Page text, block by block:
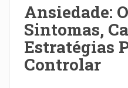
Ansiedade:
Sintomas,
Estratégias
Controlar